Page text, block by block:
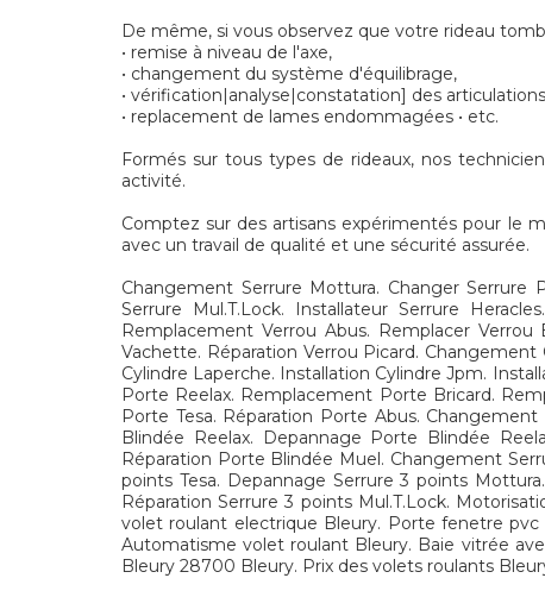
De même, si vous observez que votre rideau
• remise à niveau de l'axe,
• changement du système d'équilibrage,
• vérification|analyse|constatation] des
• replacement de lames endommagées • etc.
Formés sur tous types de rideaux, nos
activité.
Comptez sur des artisans expérimentés pour le
avec un travail de qualité et une sécurité assurée.
Changement Serrure Mottura. Changer Serrure
Serrure Mul.T.Lock. Installateur Serrure
Remplacement Verrou Abus. Remplacer Verrou
Vachette. Réparation Verrou Picard.
Cylindre Laperche. Installation Cylindre Jpm.
Porte Reelax. Remplacement Porte Bricard.
Porte Tesa. Réparation Porte Abus.
Blindée Reelax. Depannage Porte Blindée
Réparation Porte Blindée Muel. Changement
points Tesa. Depannage Serrure 3 points
Réparation Serrure 3 points Mul.T.Lock.
volet roulant electrique Bleury. Porte fenetre
Automatisme volet roulant Bleury. Baie vitrée
Bleury 28700 Bleury. Prix des volets roulants